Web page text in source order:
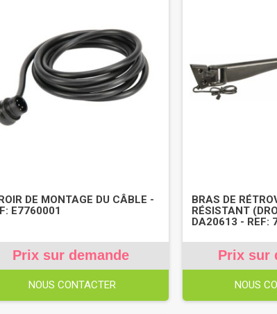
DE MONTAGE DU CÂBLE -
E7760001
Prix sur demande
NOUS CONTACTER
BRAS DE
RÉSISTANT
DA20613 - REF:
Prix sur
NOUS